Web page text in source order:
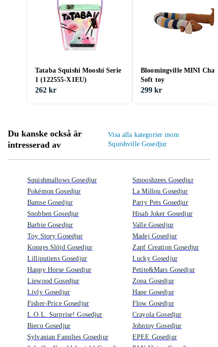
Tataba Squishi Mooshi Serie
1 (122555-X1EU)
262 kr
Bloomingville MINI
Soft toy
299 kr
Du kanske också är
intresserad av
Visa alla kategorier inom
Squishville Gosedjur
Squishmallows Gosedjur
Pokémon Gosedjur
Bamse Gosedjur
Snobben Gosedjur
Barbie Gosedjur
Toy Story Gosedjur
Konges Slöjd Gosedjur
Lilliputiens Gosedjur
Happy Horse Gosedjur
Liewood Gosedjur
Livly Gosedjur
Fisher-Price Gosedjur
L.O.L. Surprise! Gosedjur
Bieco Gosedjur
Sylvanian Families Gosedjur
Smooshzees Gosedjur
La Millou Gosedjur
Party Pets Gosedjur
Hisab Joker Gosedjur
Valle Gosedjur
Madej Gosedjur
Zapf Creation Gosedjur
Lucky Gosedjur
Petite&Mars Gosedjur
Zopa Gosedjur
Hape Gosedjur
Flow Gosedjur
Crayola Gosedjur
Johntoy Gosedjur
EPEE Gosedjur